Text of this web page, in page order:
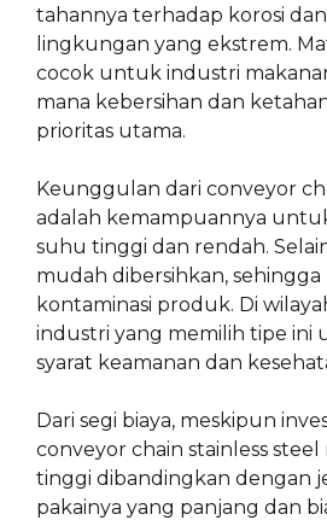
tahannya terhadap korosi
lingkungan yang ekstrem.
cocok untuk industri
mana kebersihan dan
prioritas utama.
Keunggulan dari conveyor
adalah kemampuannya
suhu tinggi dan rendah.
mudah dibersihkan,
kontaminasi produk. Di
industri yang memilih tipe ini
syarat keamanan dan
Dari segi biaya, meskipun
conveyor chain stainless
tinggi dibandingkan dengan
pakainya yang panjang dan